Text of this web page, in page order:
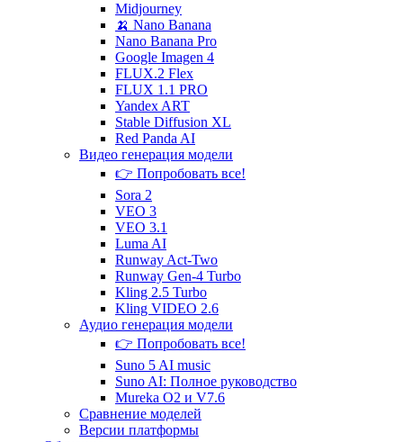
Midjourney
🍌 Nano Banana
Nano Banana Pro
Google Imagen 4
FLUX.2 Flex
FLUX 1.1 PRO
Yandex ART
Stable Diffusion XL
Red Panda AI
Видео генерация модели
👉 Попробовать все!
Sora 2
VEO 3
VEO 3.1
Luma AI
Runway Act-Two
Runway Gen‑4 Turbo
Kling 2.5 Turbo
Kling VIDEO 2.6
Аудио генерация модели
👉 Попробовать все!
Suno 5 AI music
Suno AI: Полное руководство
Mureka O2 и V7.6
Сравнение моделей
Версии платформы